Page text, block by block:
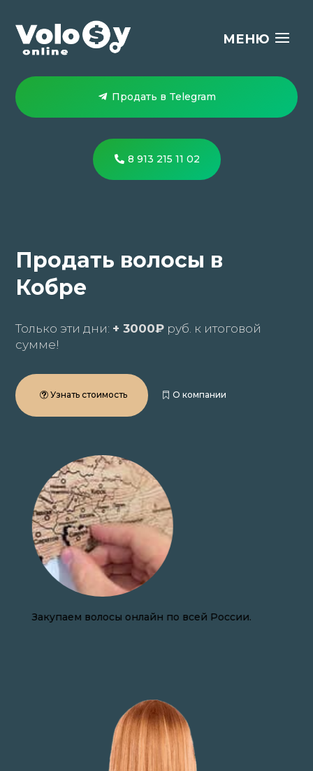
Продать в Telegram
8 913 215 11 02
Продать волосы в
Кобре
Только эти дни: + 3000₽ руб. к итоговой
сумме!
Узнать стоимость О компании
Закупаем волосы онлайн по всей России.